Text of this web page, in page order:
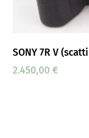
SONY 7R V
2.450,00 €